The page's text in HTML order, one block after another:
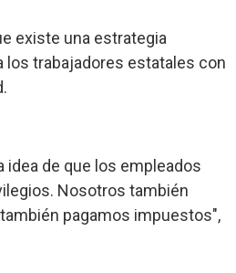
existe una estrategia
los trabajadores estatales con
idea de que los empleados
Nosotros también
pagamos impuestos",